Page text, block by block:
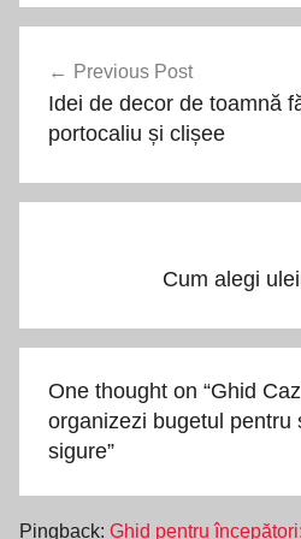
articole
Previous Post
Idei de decor de toamnă
portocaliu și clișee
Cum alegi
One thought on “Ghid
organizezi bugetul pentru
sigure”
Pingback: Ghid pentru